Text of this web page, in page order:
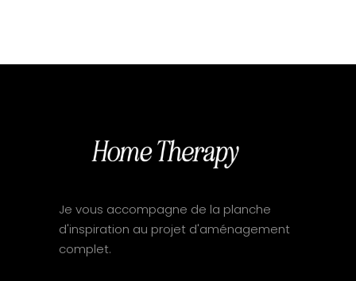
Je vous accompagne de la planche
d'inspiration au projet d'aménagement
complet.